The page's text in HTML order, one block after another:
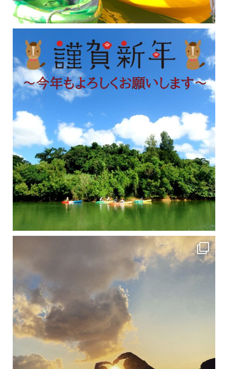
修学旅行シーズンも終わり、一気に冷え込んできました。 2025年今年もあっという間に終